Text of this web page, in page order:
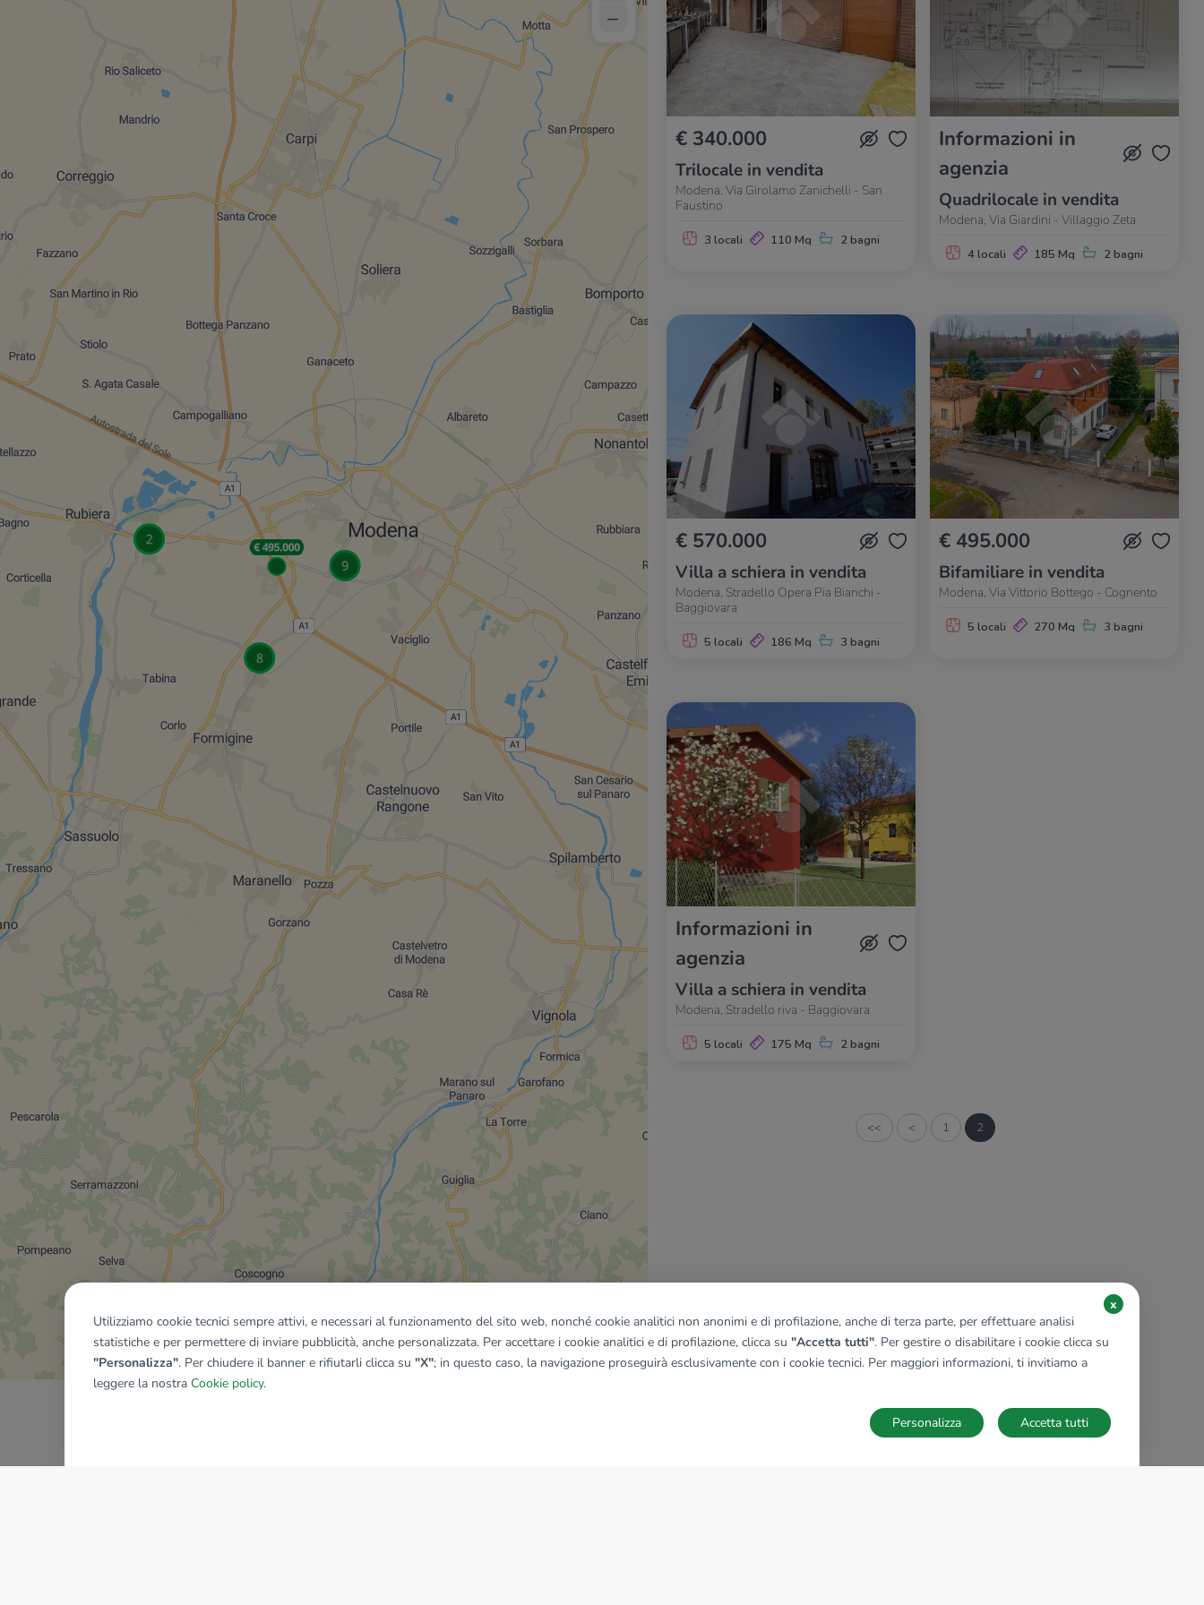
€ 340.000
Trilocale in vendita
Modena, Via Girolamo Zanichelli - San
Faustino
3 locali 110 Mq 2 bagni
Informazioni in
agenzia
Quadrilocale in vendita
Modena, Via Giardini - Villaggio Zeta
4 locali 185 Mq 2 bagni
€ 570.000
Villa a schiera in vendita
Modena, Stradello Opera Pia Bianchi -
Baggiovara
5 locali 186 Mq 3 bagni
€ 495.000
Bifamiliare in vendita
Modena, Via Vittorio Bottego - Cognento
5 locali 270 Mq 3 bagni
Informazioni in
agenzia
Villa a schiera in vendita
Modena, Stradello riva - Baggiovara
5 locali 175 Mq 2 bagni
<< < 1 2
© OpenMapTiles| © OpenStreetMap contributors
–
Utilizziamo cookie tecnici sempre attivi, e necessari al funzionamento del sito web, nonché cookie analitici non anonimi e di profilazione, anche di terza parte, per effettuare analisi
statistiche e per permettere di inviare pubblicità, anche personalizzata. Per accettare i cookie analitici e di profilazione, clicca su "Accetta tutti". Per gestire o disabilitare i cookie clicca su
"Personalizza". Per chiudere il banner e rifiutarli clicca su "X"; in questo caso, la navigazione proseguirà esclusivamente con i cookie tecnici. Per maggiori informazioni, ti invitiamo a
leggere la nostra Cookie policy.
x
Accetta tutti
Personalizza